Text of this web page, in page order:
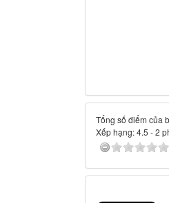
Tổng số điểm của
Xếp hạng:4.5 -2